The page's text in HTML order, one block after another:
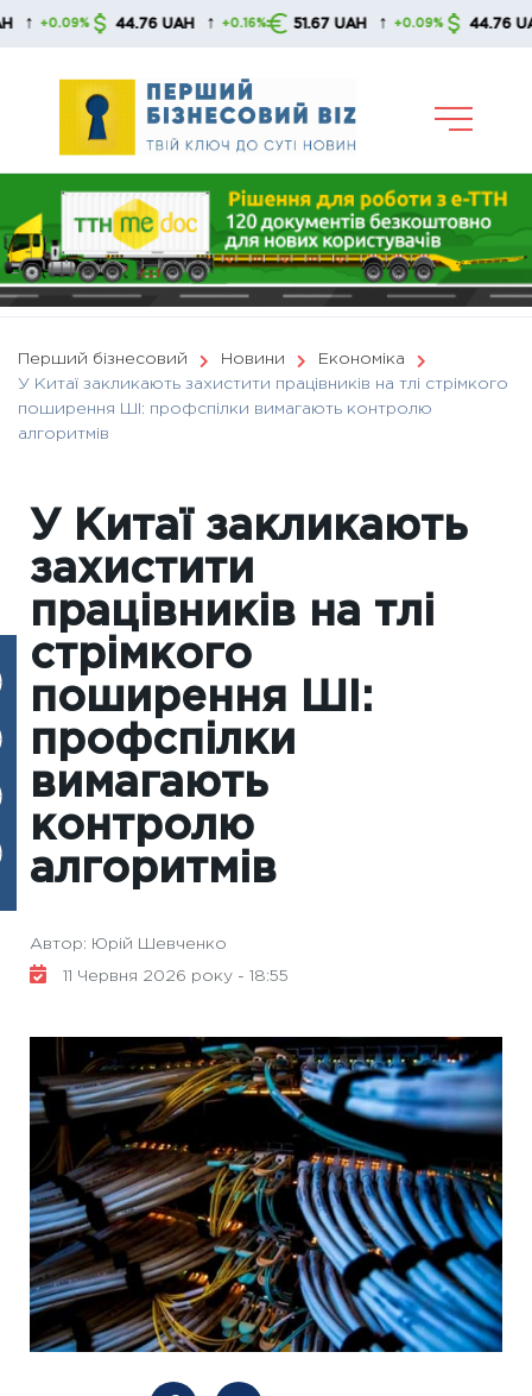
Skip
44.76 UAH ↑ +0.16% 51.67 UAH ↑ +0.09% 44.76 UAH ↑
Перший бізнесовий Новини
Економіка
У Китаї закликають захистити працівників на тлі стрімкого
поширення ШІ: профспілки вимагають контролю
алгоритмів
У Китаї закликають
захистити
працівників на тлі
стрімкого
поширення ШІ:
профспілки
вимагають
контролю
алгоритмів
Автор: Юрій Шевченко
11 Червня 2026 року - 18:55